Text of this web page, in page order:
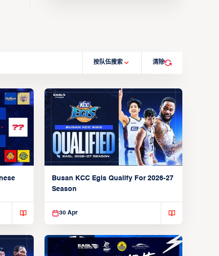
按队伍搜索 清除
Busan KCC Egis Qualify For 2026-27
Season
30 Apr